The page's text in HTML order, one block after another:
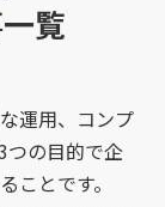
覧
運用、コンプ
つの目的で企
ことです。